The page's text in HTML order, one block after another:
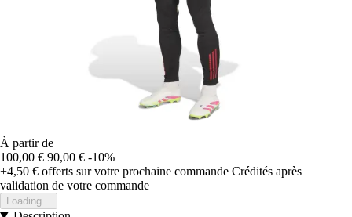
À partir de
100,00 € 90,00 € -10%
+4,50 € offerts sur votre prochaine commande Crédités après
validation de votre commande
Loading...